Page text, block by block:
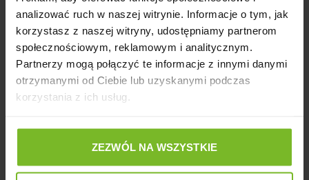
analizować ruch w naszej witrynie. Informacje o tym, jak
korzystasz z naszej witryny, udostępniamy partnerom
społecznościowym, reklamowym i analitycznym.
Partnerzy mogą połączyć te informacje z innymi danymi
otrzymanymi od Ciebie lub uzyskanymi podczas
korzystania z ich usług.
ZEZWÓL NA WSZYSTKIE
Producent
Opinie
MAŁY SZARY - ULTRAMAX